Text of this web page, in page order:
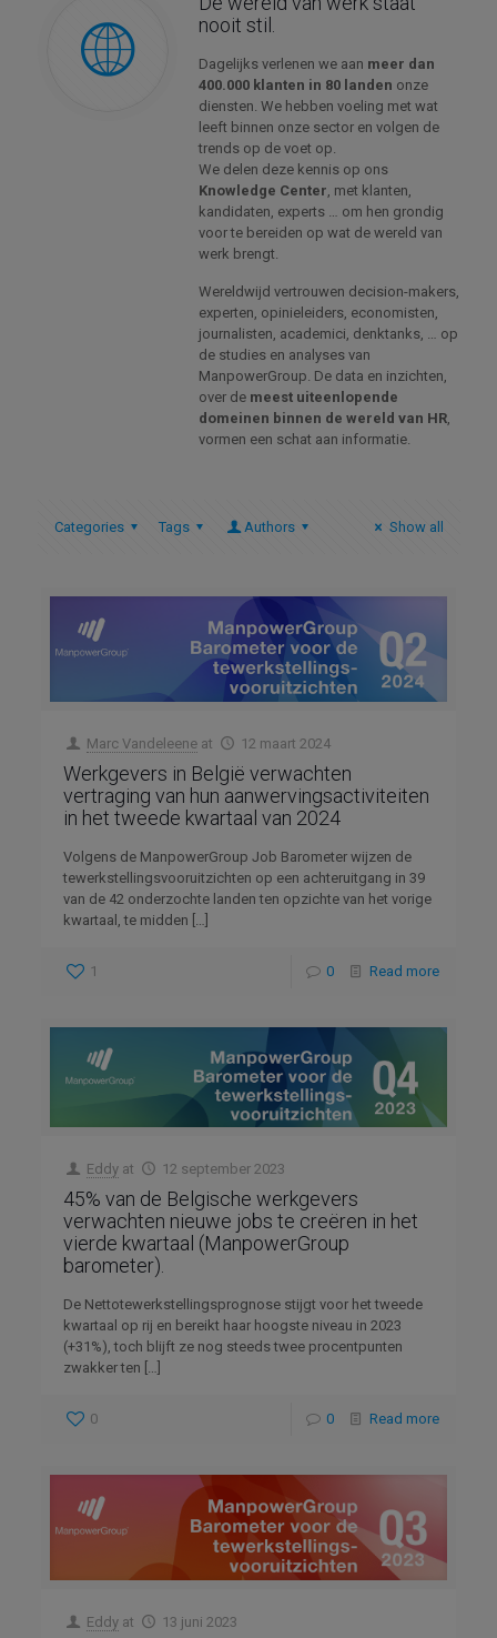
nooit stil.
Dagelijks verlenen we aan meer dan
400.000 klanten in 80 landen onze
diensten. We hebben voeling met wat
leeft binnen onze sector en volgen de
trends op de voet op.
We delen deze kennis op ons
Knowledge Center, met klanten,
kandidaten, experts … om hen grondig
voor te bereiden op wat de wereld van
werk brengt.
Wereldwijd vertrouwen decision-makers,
experten, opinieleiders, economisten,
journalisten, academici, denktanks, … op
de studies en analyses van
ManpowerGroup. De data en inzichten,
over de meest uiteenlopende
domeinen binnen de wereld van HR,
vormen een schat aan informatie.
Categories Tags Authors Show all
Marc Vandeleene at 12 maart 2024
Werkgevers in België verwachten
vertraging van hun aanwervingsactiviteiten
in het tweede kwartaal van 2024
Volgens de ManpowerGroup Job Barometer wijzen de
tewerkstellingsvooruitzichten op een achteruitgang in 39
van de 42 onderzochte landen ten opzichte van het vorige
kwartaal, te midden […]
1 0 Read more
Eddy at 12 september 2023
45% van de Belgische werkgevers
verwachten nieuwe jobs te creëren in het
vierde kwartaal (ManpowerGroup
barometer).
De Nettotewerkstellingsprognose stijgt voor het tweede
kwartaal op rij en bereikt haar hoogste niveau in 2023
(+31%), toch blijft ze nog steeds twee procentpunten
zwakker ten
0 0 Read more
Eddy at 13 juni 2023